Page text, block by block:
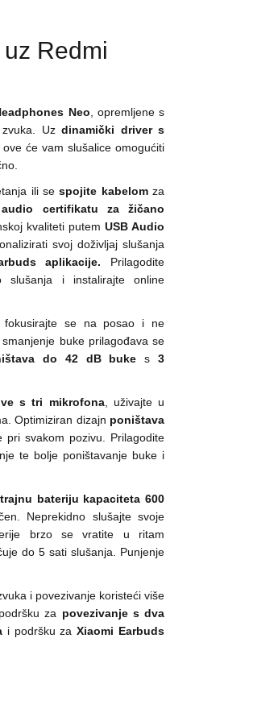
Redmi
Neo , opremljene s
zvuka. Uzdinamički driver s
ove će vam slušalice omogućiti
ili sespojite kabelomza
certifikatu
za žičano
kvaliteti putemUSB Audio
svoj doživljaj slušanja
aplikacije. Prilagodite
slušanja i instalirajte online
se na posao i ne
buke prilagođava se
do 42 dB buke s3
s tri mikrofona, uživajte u
Optimiziran dizajn poništava
pri svakom pozivu. Prilagodite
te bolje poništavanje buke i
bateriju kapaciteta 600
Neprekidno slušajte svoje
brzo se vratite u ritam
do 5 sati slušanja. Punjenje
i povezivanje koristeći više
za povezivanje s dva
i podršku zaXiaomi Earbuds